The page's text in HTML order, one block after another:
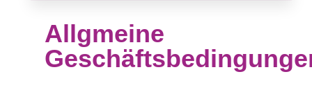
Allgmeine